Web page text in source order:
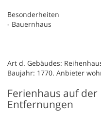
Besonderheiten
- Bauernhaus
Art d. Gebäudes:
Baujahr: 1770. Anbieter
Ferienhaus auf der
Entfernungen